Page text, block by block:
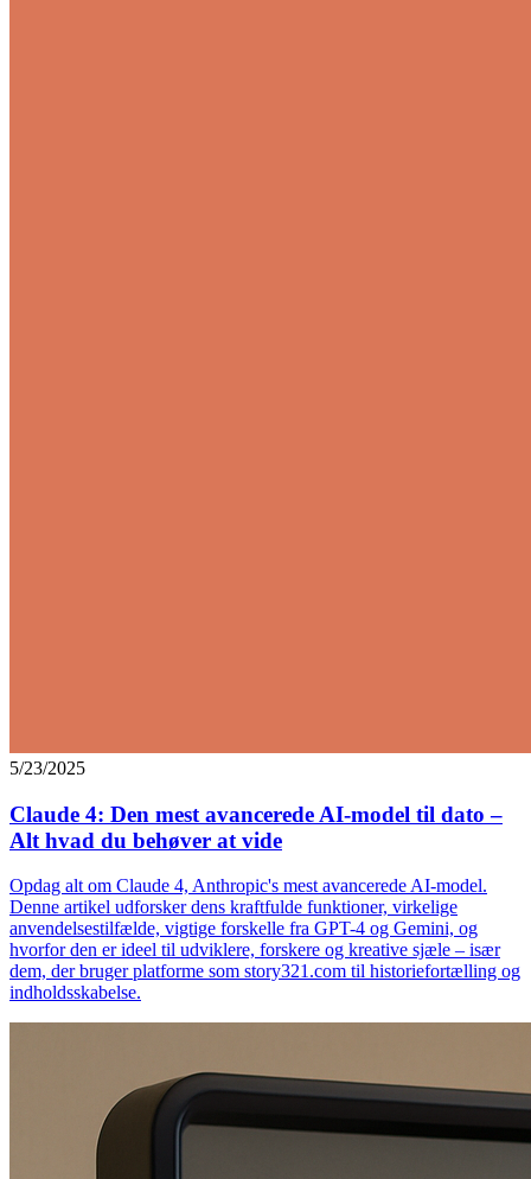
5/23/2025
Claude 4: Den mest avancerede AI-model til dato –
Alt hvad du behøver at vide
Opdag alt om Claude 4, Anthropic's mest avancerede AI-model.
Denne artikel udforsker dens kraftfulde funktioner, virkelige
anvendelsestilfælde, vigtige forskelle fra GPT-4 og Gemini, og
hvorfor den er ideel til udviklere, forskere og kreative sjæle – især
dem, der bruger platforme som story321.com til historiefortælling og
indholdsskabelse.